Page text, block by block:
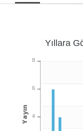
Yıllara
8
6
4
Yayın